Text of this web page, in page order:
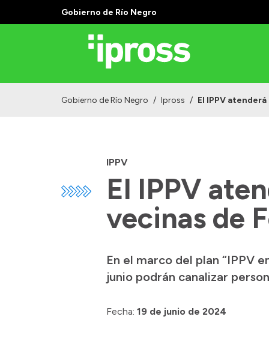
Gobierno de Río Negro
Gobierno de Río Negro / Ipross / El IPPV
IPPV
El IPPV
vecinas de
En el marco del plan “IPPV
junio podrán canalizar
Fecha: 19 de junio de 2024